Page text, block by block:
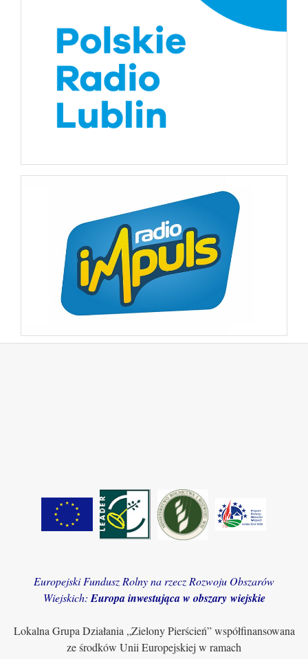
Europejski Fundusz Rolny na rzecz Rozwoju Obszarów
Wiejskich: Europa inwestująca w obszary wiejskie
Lokalna Grupa Działania „Zielony Pierścień” współfinansowana
ze środków Unii Europejskiej w ramach